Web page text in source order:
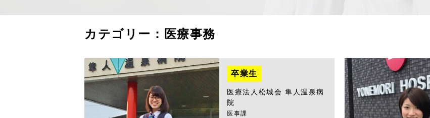
カテゴリー： 医療事務
卒業生
医療法人松城会 隼人温泉病
院
医事課